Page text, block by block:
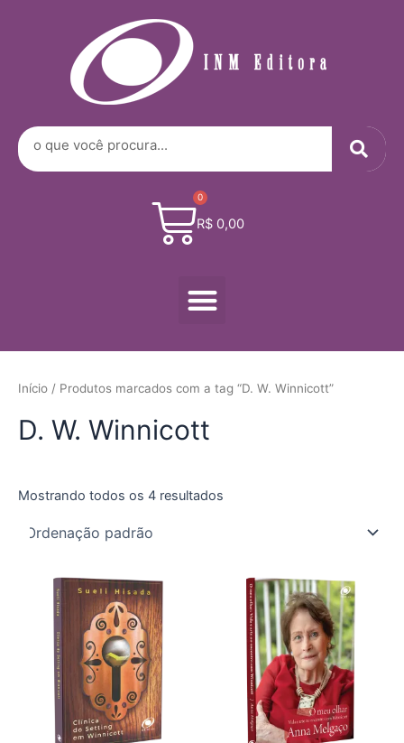
Search
R$0,00
0
Cart
Menu
Início / Produtos marcados com a tag “D. W. Winnicott”
D. W. Winnicott
Mostrando todos os 4 resultados